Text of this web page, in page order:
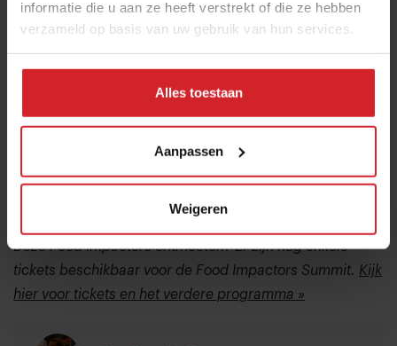
informatie die u aan ze heeft verstrekt of die ze hebben
verzameld op basis van uw gebruik van hun services.
Alles toestaan
Aanpassen
Weigeren
komen gasten nader tot elkaar, en wordt de relatie
met voedsel hersteld.
Lucki Pijpers - Extra-C
Extra-C is een gezond ijsje gemaakt van puur fruit
en verrijkt met diverse vitaminen en proteïnen.
feesten soms wel wat verkoeling en een likje
gezondheid kunnen gebruiken.
Deze Food Impactors ontmoeten? Er zijn nog enkele
tickets beschikbaar voor de Food Impactors Summit. Kijk
hier voor tickets en het verdere programma »